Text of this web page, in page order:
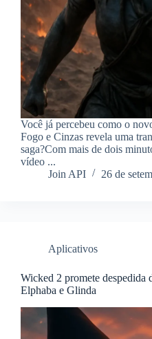
Você já percebeu como o
Fogo e Cinzas revela uma
saga?Com mais de dois
vídeo ...
Join API
26 de
Aplicativos
Wicked 2 promete despedida
Elphaba e Glinda